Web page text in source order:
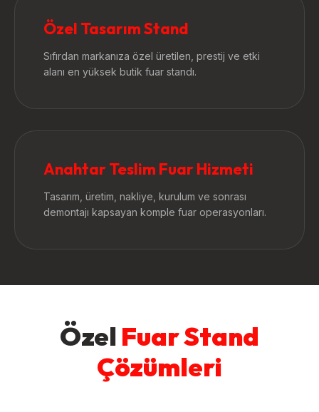
Özel Tasarım Stand
Sıfırdan markanıza özel üretilen, prestij ve etki
alanı en yüksek butik fuar standı.
Anahtar Teslim Fuar Hizmeti
Tasarım, üretim, nakliye, kurulum ve sonrası
demontajı kapsayan komple fuar operasyonları.
Özel Fuar Stand
Çözümleri